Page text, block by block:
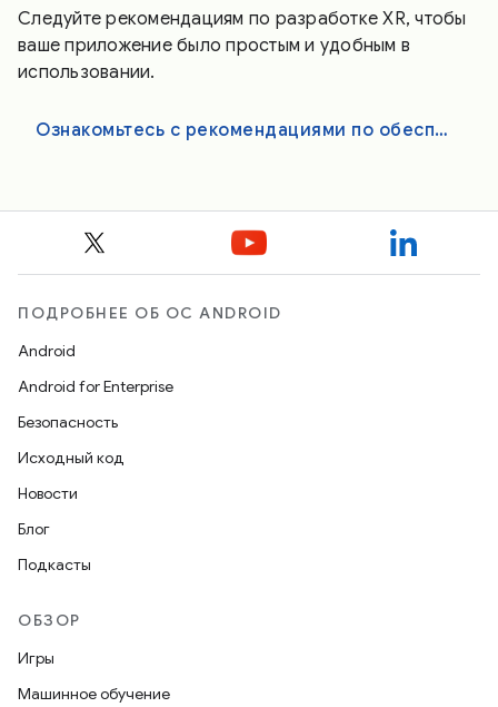
Следуйте рекомендациям по разработке XR, чтобы
ваше приложение было простым и удобным в
использовании.
Ознакомьтесь с рекомендациями по обеспечению качества приложений Android XR.
ПОДРОБНЕЕ ОБ ОС ANDROID
Android
Android for Enterprise
Безопасность
Исходный код
Новости
Блог
Подкасты
ОБЗОР
Игры
Машинное обучение